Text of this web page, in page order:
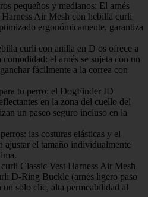
pequeños y medianos: El arnés
Harness Air Mesh con hebilla curli
ergonómicamente, garantiza
curli con anilla en D os ofrece a
el arnés se sujeta con un
fácilmente a la correa con
tu perro: el DogFinder ID
en la zona del cuello del
un paseo seguro incluso en la
las costuras elásticas y el
ajustar el tamaño individualmente
Classic Vest Harness Air Mesh
D-Ring Buckle (arnés ligero paso
solo clic, alta permeabilidad al